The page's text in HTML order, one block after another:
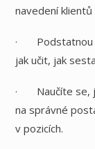
navedení
· Podstatnou
jak učit, jak
· Naučíte se,
na správné
v pozicích.